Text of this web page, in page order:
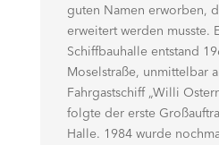
guten Namen erworben,
erweitert werden musste.
Schiffbauhalle entstand
Moselstraße, unmittelbar
Fahrgastschiff „Willi
folgte der erste
Halle. 1984 wurde